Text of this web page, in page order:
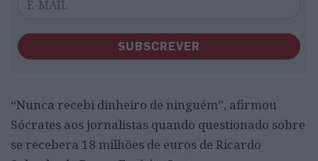
SUBSCREVER
“Nunca recebi dinheiro de ninguém”, afirmou
Sócrates aos jornalistas quando questionado sobre
se recebera 18 milhões de euros de Ricardo